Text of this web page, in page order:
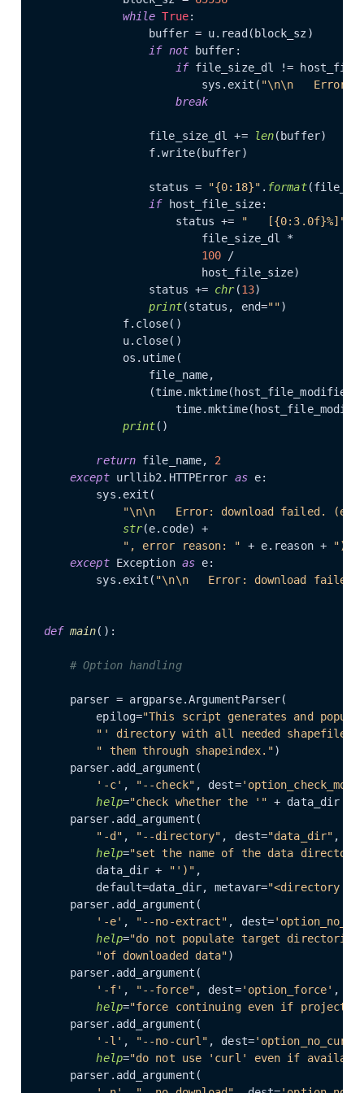
while True:
                buffer = u.read(block_sz)
if not buffer:
if file_size_dl !=
                        sys.exit(
"\n\n   Error:
break
                file_size_dl +=
len(buffer)
                f.write(buffer)
                status =
"{0:18}" . format
if host_file_size:
                    status +=
"   [{0:3.0f}%]"
                        file_size_dl *
100 /
                        host_file_size)
                status +=
chr(13)
print(status, end="")
            f.close()
            u.close()
            os.utime(
                file_name,
print()
return file_name, 2
except urllib2.HTTPError as e:
        sys.exit(
"\n\n   Error: download failed.
str(e.code) +
", error reason: "
+ e.reason +
except Exception as e:
        sys.exit(
"\n\n   Error: download
def main():
# Option handling
    parser = argparse.ArgumentParser(
        epilog=
"This script generates and
"' directory with all needed
" them through shapeindex.")
    parser.add_argument(
'-c' , "--check" , dest=
help="check whether the '" + data_dir +
    parser.add_argument(
"-d" , "--directory" , dest="data_dir" ,
help="set the name of the data
        data_dir +
"')" ,
        default=data_dir, metavar=
"<directory
    parser.add_argument(
'-e' , "--no-extract" , dest=
help="do not populate target directories
"of downloaded data")
    parser.add_argument(
'-f' , "--force" , dest='option_force' ,
help="force continuing even if
    parser.add_argument(
'-l' , "--no-curl" , dest='option_no_curl'
help="do not use 'curl' even if
    parser.add_argument(